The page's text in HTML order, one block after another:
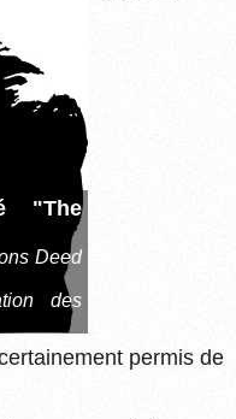
"The
Deed
des
permis de